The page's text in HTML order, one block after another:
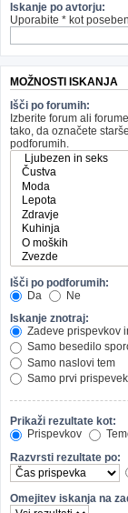
Iskanje po avtorju:
Uporabite * kot
MOŽNOSTI ISKANJA
Išči po forumih:
Izberite forum ali
tako, da označete
podforumih.
Išči po podforumih:
Da
Ne
Iskanje znotraj:
Zadeve prispevkov
Samo besedilo
Samo naslovi tem
Samo prvi
Prikaži rezultate kot:
Prispevkov
Razvrsti rezultate po:
Omejitev iskanja na